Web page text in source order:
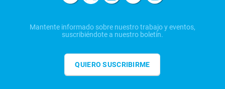
Mantente informado sobre nuestro trabajo y eventos,
suscribiéndote a nuestro boletín.
QUIERO SUSCRIBIRME